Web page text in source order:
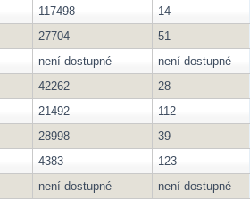
117498
14
27704
51
není dostupné
není dostupné
42262
28
21492
112
28998
39
4383
123
není dostupné
není dostupné